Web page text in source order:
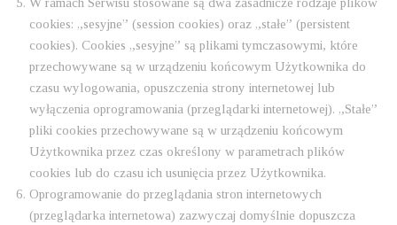
cookies: „sesyjne” (session cookies) oraz „stałe” (persistent
cookies). Cookies „sesyjne” są plikami tymczasowymi, które
przechowywane są w urządzeniu końcowym Użytkownika do
czasu wylogowania, opuszczenia strony internetowej lub
wyłączenia oprogramowania (przeglądarki internetowej). „Stałe”
pliki cookies przechowywane są w urządzeniu końcowym
Użytkownika przez czas określony w parametrach plików
cookies lub do czasu ich usunięcia przez Użytkownika.
Oprogramowanie do przeglądania stron internetowych
(przeglądarka internetowa) zazwyczaj domyślnie dopuszcza